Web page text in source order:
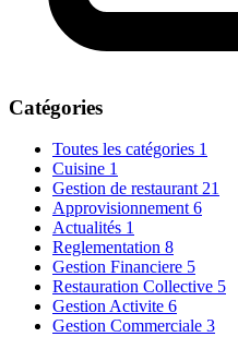
Catégories
Toutes les catégories 1
Cuisine 1
Gestion de restaurant 21
Approvisionnement 6
Actualités 1
Reglementation 8
Gestion Financiere 5
Restauration Collective 5
Gestion Activite 6
Gestion Commerciale 3